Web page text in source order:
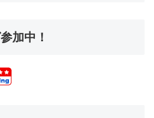
加中！